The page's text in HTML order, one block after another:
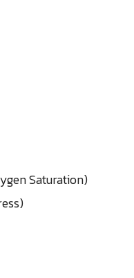
Saturation)